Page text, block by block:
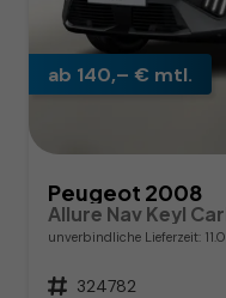
ab 140,– € mtl.
Peugeot 2008
Allure Nav Keyl
unverbindliche Lieferzeit:
Fahrzeugnr. 324782